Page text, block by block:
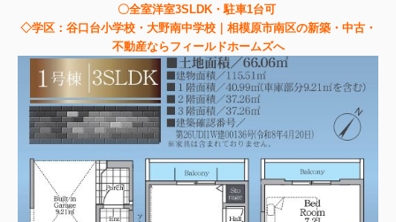
〇全室洋室3SLDK・駐車1台可
◇学区：谷口台小学校・大野南中学校｜相模原市南区の新築・中古・
不動産ならフィールドホームズへ